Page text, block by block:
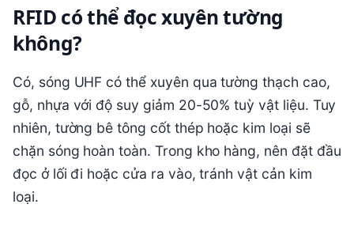
RFID có thể đọc xuyên tường
không?
Có, sóng UHF có thể xuyên qua tường thạch cao,
gỗ, nhựa với độ suy giảm 20-50% tuỳ vật liệu. Tuy
nhiên, tường bê tông cốt thép hoặc kim loại sẽ
chặn sóng hoàn toàn. Trong kho hàng, nên đặt đầu
đọc ở lối đi hoặc cửa ra vào, tránh vật cản kim
loại.